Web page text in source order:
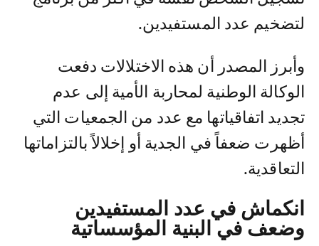
لتضخيم عدد المستفيدين.
وأبرز المصدر أن هذه الاختلالات دفعت
الوكالة الوطنية لمحاربة الأمية إلى عدم
تجديد اتفاقياتها مع عدد من الجمعيات التي
أظهرت ضعفاً في الجدية أو إخلالاً بالتزاماتها
التعاقدية.
انكماش في عدد المستفيدين
وضعف في البنية المؤسساتية